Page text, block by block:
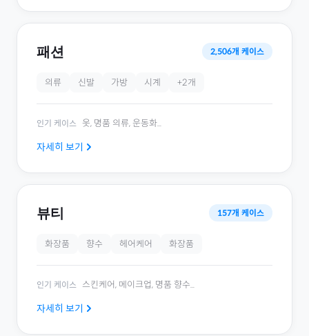
패션 2,506개 케이스
의류 신발 가방 시계 +2개
인기 케이스 옷, 명품 의류, 운동화...
자세히 보기
뷰티 157개 케이스
화장품 향수 헤어케어 화장품
인기 케이스 스킨케어, 메이크업, 명품 향수...
자세히 보기